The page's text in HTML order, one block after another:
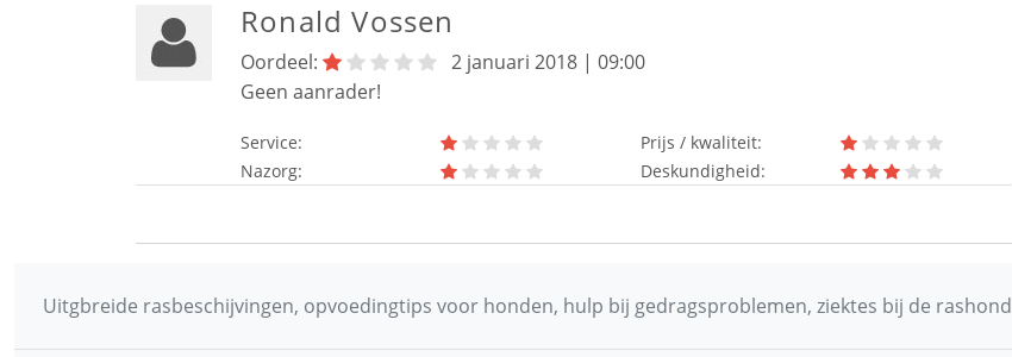
Ronald Vossen
Oordeel:
2 januari 2018 | 09:00
Geen aanrader!
Service:
Nazorg:
Prijs / kwaliteit:
Deskundigheid:
Uitgbreide rasbeschijvingen, opvoedingtips voor honden, hulp bij gedragsproblemen, ziektes bij de rashond